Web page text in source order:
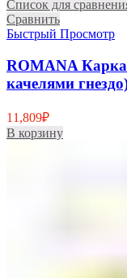
Список для
Сравнить
Быстрый Просмотр
ROMANA
качелями
11,809₽
В корзину